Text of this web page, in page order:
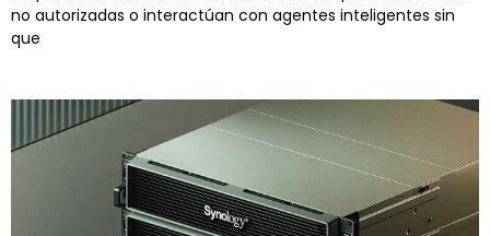
no autorizadas o interactúan con agentes inteligentes sin
que